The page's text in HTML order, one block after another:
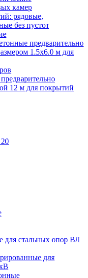
камер
рядовые,
без пустот
предварительно
1.5х6.0 м для
12 м для покрытий
стальных опор ВЛ
для